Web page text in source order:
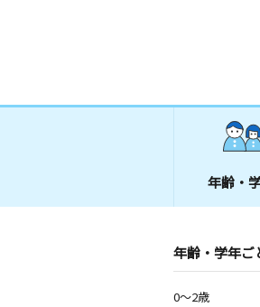
埼玉県さい
ランドにし
年齢・
年齢・学年ご
0～2歳